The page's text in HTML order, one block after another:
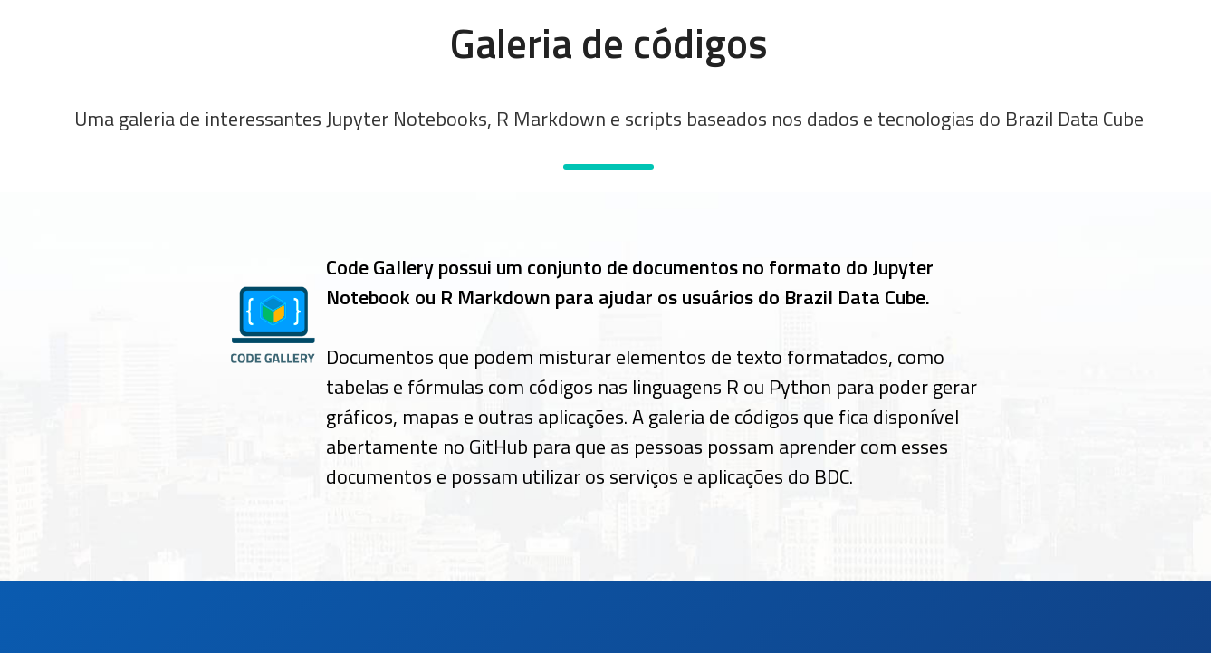
Galeria de códigos
Uma galeria de interessantes Jupyter Notebooks, R Markdown e scripts baseados nos dados e tecnologias do Brazil Data Cube
Code Gallery possui um conjunto de documentos no formato do Jupyter
Notebook ou R Markdown para ajudar os usuários do Brazil Data Cube.
Documentos que podem misturar elementos de texto formatados, como
tabelas e fórmulas com códigos nas linguagens R ou Python para poder gerar
gráficos, mapas e outras aplicações. A galeria de códigos que fica disponível
abertamente no GitHub para que as pessoas possam aprender com esses
documentos e possam utilizar os serviços e aplicações do BDC.